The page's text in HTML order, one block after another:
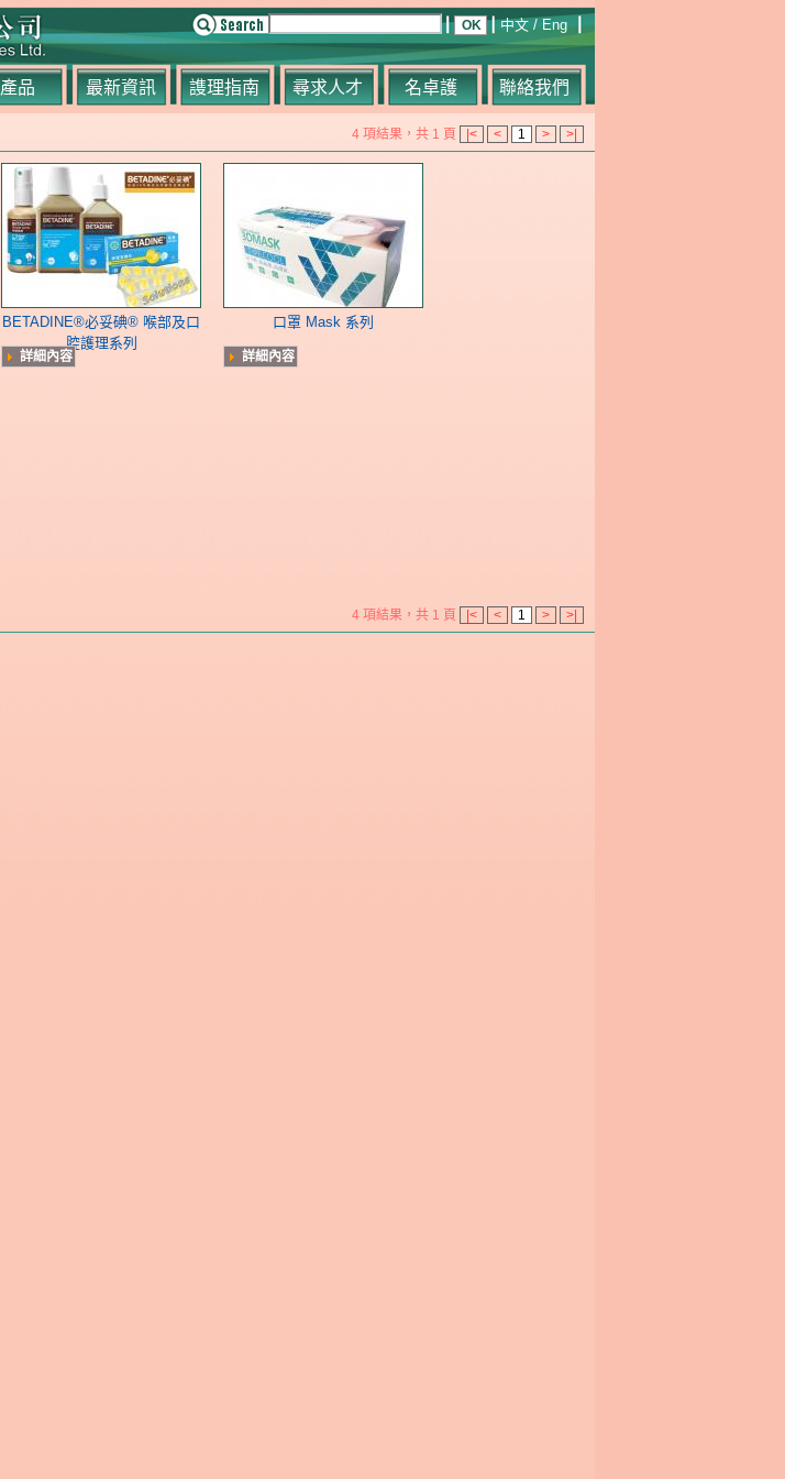
產品 最新資訊 謢理指南 尋求人才 名卓護 聯絡我們
中文 /Eng
4 項結果，共 1 頁 |< < 1 > >|
BETADINE®必妥碘® 喉部及口
腔護理系列
詳細內容
口罩 Mask 系列
詳細內容
4 項結果，共 1 頁 |< < 1 > >|